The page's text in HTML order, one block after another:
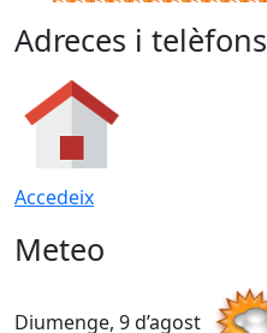
Adreces i telèfons
Accedeix
Meteo
Diumenge, 9 d’agost